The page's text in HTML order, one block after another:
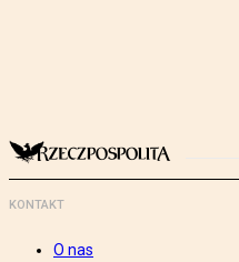
KONTAKT
O nas